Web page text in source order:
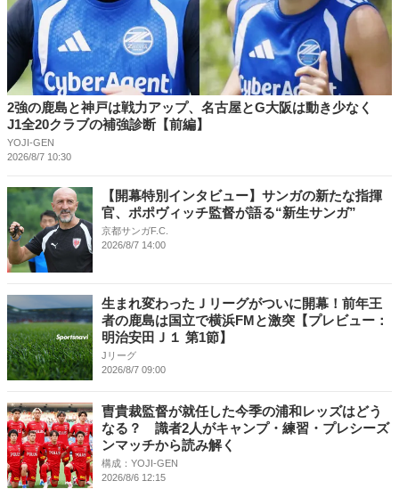
2強の鹿島と神戸は戦力アップ、名古屋とG大阪は動き少なく
J1全20クラブの補強診断【前編】
YOJI-GEN
2026/8/7 10:30
【開幕特別インタビュー】サンガの新たな指揮
官、ポポヴィッチ監督が語る“新生サンガ”
京都サンガF.C.
2026/8/7 14:00
生まれ変わったＪリーグがついに開幕！前年王
者の鹿島は国立で横浜FMと激突【プレビュー：
明治安田Ｊ１ 第1節】
Jリーグ
2026/8/7 09:00
曺貴裁監督が就任した今季の浦和レッズはどう
なる？ 識者2人がキャンプ・練習・プレシーズ
ンマッチから読み解く
構成：YOJI-GEN
2026/8/6 12:15